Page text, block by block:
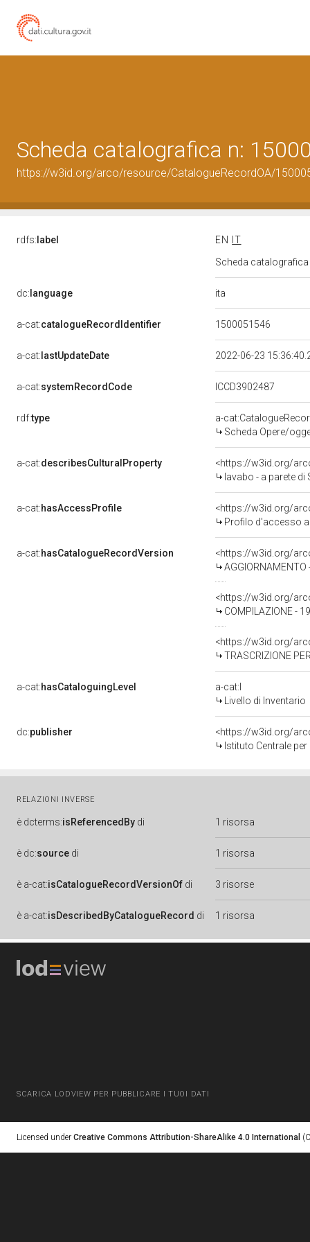
Scheda catalografica n:
https://w3id.org/arco/resource/CatalogueRecordOA/
rdfs: label EN
IT
Scheda
dc: language ita
a-cat:catalogueRecordIdentifier 1500051546
a-cat: lastUpdateDate 2022-06-23
a-cat:systemRecordCode ICCD3902487
rdf:type
a-
Scheda Opere/
a-cat:describesCulturalProperty
<https://w3id.org/
lavabo - a parete
a-cat:hasAccessProfile
<https://w3id.org/
Profilo d'accesso
a-cat:hasCatalogueRecordVersion
<https://w3id.org/
<https://w3id.org/
COMPILAZIONE -
<https://w3id.org/
TRASCRIZIONE
a-cat:hasCataloguingLevel
a-cat:I
Livello di Inventario
dc:publisher
<https://w3id.org/
Istituto Centrale
RELAZIONI INVERSE
è dcterms:isReferencedBy di 1 risorsa
è dc:source di 1 risorsa
è a-cat:isCatalogueRecordVersionOf di 3 risorse
è a-cat:isDescribedByCatalogueRecord di 1 risorsa
SCARICA LODVIEW PER PUBBLICARE I TUOI DATI
Licensed under Creative Commons Attribution-ShareAlike 4.0 International